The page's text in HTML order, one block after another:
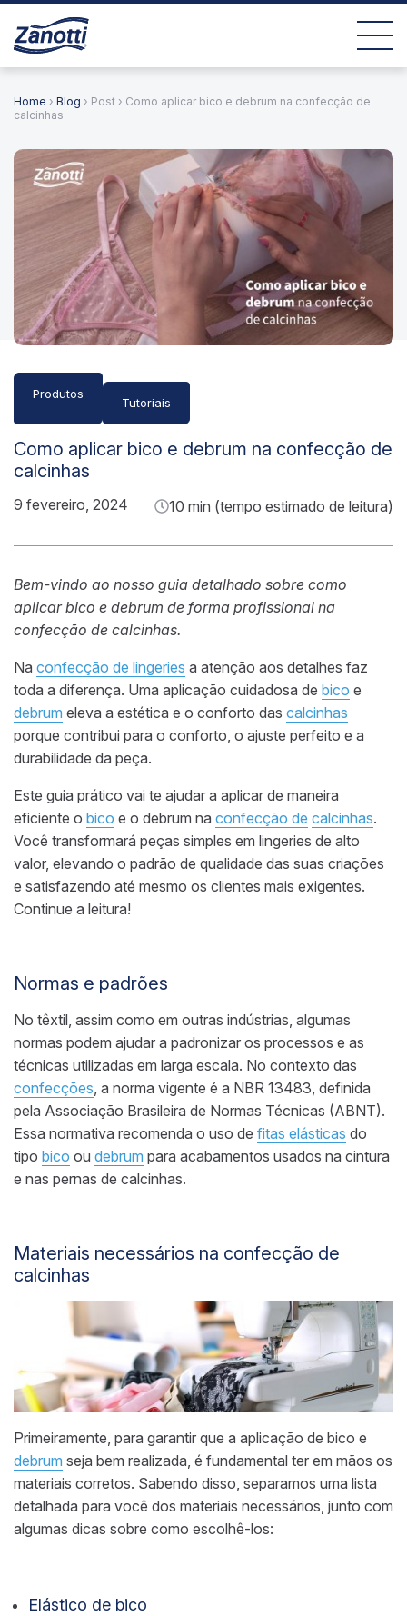
Home › Blog › Post › Como aplicar bico e debrum na confecção de
calcinhas
Produtos
Tutoriais
Como aplicar bico e debrum na confecção de
calcinhas
9 fevereiro, 2024 10 min (tempo estimado de leitura)
Bem-vindo ao nosso guia detalhado sobre como
aplicarbico e debrum de forma profissional na
confecção de calcinhas.
Na confecção de lingeries a atenção aos detalhes faz
toda a diferença. Uma aplicação cuidadosa de bico e
debrum eleva a estética e o conforto das calcinhas
porque contribui para o conforto, o ajuste perfeito e a
durabilidade da peça.
Este guia prático vai te ajudar a aplicar de maneira
eficiente o bico e o debrum na confecção de calcinhas.
Você transformará peças simples em lingeries de alto
valor, elevando o padrão de qualidade das suas criações
e satisfazendo até mesmo os clientes mais exigentes.
Continue a leitura!
Normas e padrões
No têxtil, assim como em outras indústrias, algumas
normas podem ajudar a padronizar os processos e as
técnicas utilizadas em larga escala. No contexto das
confecções , a norma vigente é a NBR 13483, definida
pela Associação Brasileira de Normas Técnicas (ABNT).
Essa normativa recomenda o uso de fitas elásticas do
tipo bico ou debrum para acabamentos usados na cintura
e nas pernas de calcinhas.
Materiais necessários na confecção de
calcinhas
Primeiramente, para garantir que a aplicação de bico e
debrum seja bem realizada, é fundamental ter em mãos os
materiais corretos. Sabendo disso, separamos uma lista
detalhada para você dos materiais necessários, junto com
algumas dicas sobre como escolhê-los:
Elástico de bico